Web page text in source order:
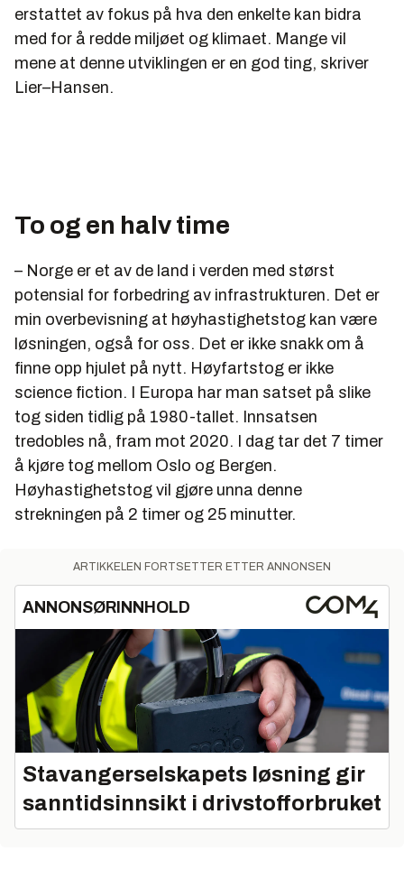
erstattet av fokus på hva den enkelte kan bidra
med for å redde miljøet og klimaet. Mange vil
mene at denne utviklingen er en god ting, skriver
Lier–Hansen.
To og en halv time
– Norge er et av de land i verden med størst
potensial for forbedring av infrastrukturen. Det er
min overbevisning at høyhastighetstog kan være
løsningen, også for oss. Det er ikke snakk om å
finne opp hjulet på nytt. Høyfartstog er ikke
science fiction. I Europa har man satset på slike
tog siden tidlig på 1980-tallet. Innsatsen
tredobles nå, fram mot 2020. I dag tar det 7 timer
å kjøre tog mellom Oslo og Bergen.
Høyhastighetstog vil gjøre unna denne
strekningen på 2 timer og 25 minutter.
ARTIKKELEN FORTSETTER ETTER ANNONSEN
ANNONSØRINNHOLD
Stavangerselskapets løsning gir
sanntidsinnsikt i drivstofforbruket